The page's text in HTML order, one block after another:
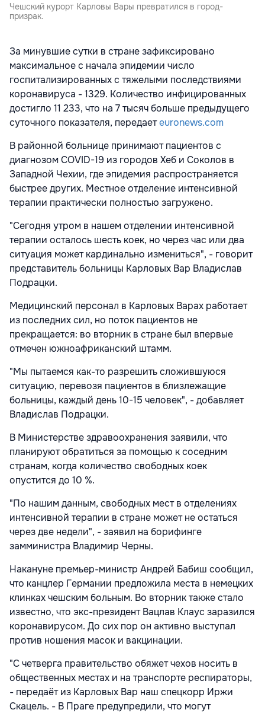
Чешский курорт Карловы Вары превратился в город-
призрак.
За минувшие сутки в стране зафиксировано
максимальное с начала эпидемии число
госпитализированных с тяжелыми последствиями
коронавируса - 1329. Количество инфицированных
достигло 11 233, что на 7 тысяч больше предыдущего
суточного показателя, передаетeuronews.com
В районной больнице принимают пациентов с
диагнозом COVID-19 из городов Хеб и Соколов в
Западной Чехии, где эпидемия распространяется
быстрее других. Местное отделение интенсивной
терапии практически полностью загружено.
"Сегодня утром в нашем отделении интенсивной
терапии осталось шесть коек, но через час или два
ситуация может кардинально измениться", - говорит
представитель больницы Карловых Вар Владислав
Подрацки.
Медицинский персонал в Карловых Варах работает
из последних сил, но поток пациентов не
прекращается: во вторник в стране был впервые
отмечен южноафриканский штамм.
"Мы пытаемся как-то разрешить сложившуюся
ситуацию, перевозя пациентов в близлежащие
больницы, каждый день 10-15 человек", - добавляет
Владислав Подрацки.
В Министерстве здравоохранения заявили, что
планируют обратиться за помощью к соседним
странам, когда количество свободных коек
опустится до 10 %.
"По нашим данным, свободных мест в отделениях
интенсивной терапии в стране может не остаться
через две недели", - заявил на борифинге
замминистра Владимир Черны.
Накануне премьер-министр Андрей Бабиш сообщил,
что канцлер Германии предложила места в немецких
клинках чешским больным. Во вторник также стало
известно, что экс-президент Вацлав Клаус заразился
коронавирусом. До сих пор он активно выступал
против ношения масок и вакцинации.
"С четверга правительство обяжет чехов носить в
общественных местах и на транспорте респираторы,
- передаёт из Карловых Вар наш спецкорр Иржи
Скацель. - В Праге предупредили, что могут